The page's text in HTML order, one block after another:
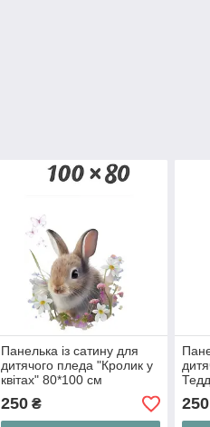
Панелька із сатину для
дитячого пледа "Кролик у
квітах" 80*100 см
250₴ 250